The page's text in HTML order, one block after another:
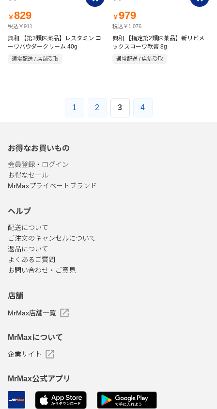
￥829
税込￥911
興和 【第3類医薬品】レスタミン コ
ーワパウダークリーム 40g
通常配送 / 店舗受取
￥979
税込￥1,076
興和 【指定第2類医薬品】新リビメ
ックスコーワ軟膏 8g
通常配送 / 店舗受取
1 2 3 4
お得なお買いもの
会員登録・ログイン
お得なセール
MrMaxプライベートブランド
ヘルプ
配送について
ご注文のキャンセルについて
返品について
よくあるご質問
お問い合わせ・ご意見
店舗
MrMax店舗一覧
MrMaxについて
企業サイト
MrMax公式アプリ